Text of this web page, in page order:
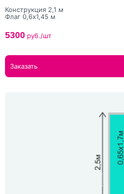
Конструкция 2,1 м
Флаг 0,6х1,45 м
5300 руб./шт
Заказать